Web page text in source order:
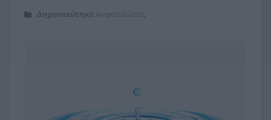
Δημοσιεύτηκε Ανακοινώσεις